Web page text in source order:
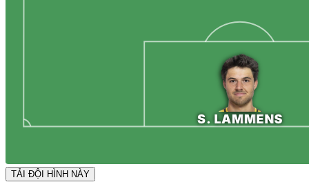
TẢI ĐỘI HÌNH NÀY